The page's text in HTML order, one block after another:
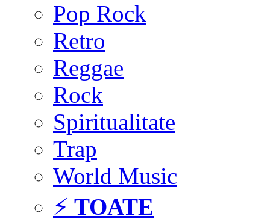
Pop Rock
Retro
Reggae
Rock
Spiritualitate
Trap
World Music
⚡ TOATE